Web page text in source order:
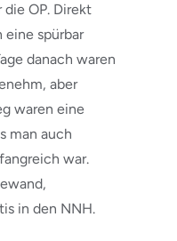
OP. Direkt
eine spürbar
danach waren
aber
waren eine
man auch
war.
in den NNH.